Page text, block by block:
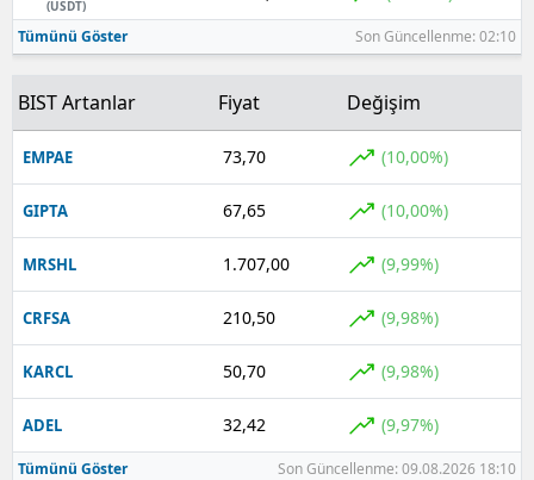
(USDT)
Tümünü Göster Son Güncellenme: 02:10
BIST Artanlar Fiyat Değişim
EMPAE 73,70 (10,00%)
GIPTA 67,65 (10,00%)
MRSHL 1.707,00 (9,99%)
CRFSA 210,50 (9,98%)
KARCL 50,70 (9,98%)
ADEL 32,42 (9,97%)
Tümünü Göster Son Güncellenme: 09.08.2026 18:10